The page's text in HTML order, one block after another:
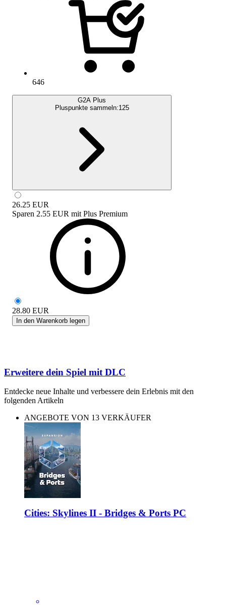
646
G2A Plus
Pluspunkte sammeln:125
26.25 EUR
Sparen 2.55 EUR mit Plus Premium
28.80 EUR
In den Warenkorb legen
Erweitere dein Spiel mit DLC
Entdecke neue Inhalte und verbessere dein Erlebnis mit den
folgenden Artikeln
ANGEBOTE VON 13 VERKÄUFER
Cities: Skylines II - Bridges & Ports PC